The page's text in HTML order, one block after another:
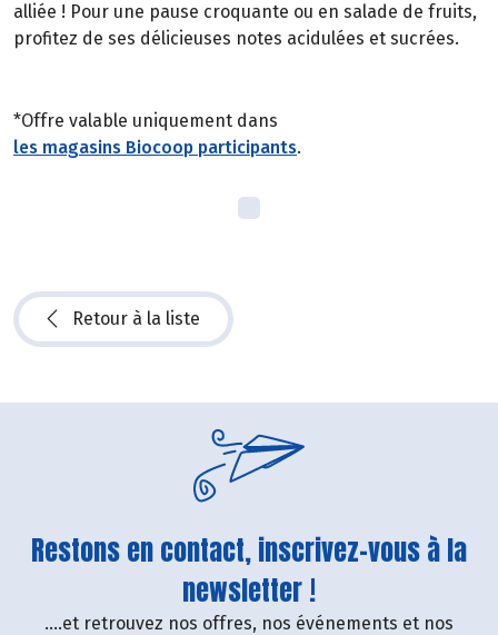
alliée ! Pour une pause croquante ou en salade de fruits,
profitez de ses délicieuses notes acidulées et sucrées.
*Offre valable uniquement dans
les magasins Biocoop participants.
Retour à la liste
Restons en contact, inscrivez-vous à la
newsletter !
....et retrouvez nos offres, nos événements et nos